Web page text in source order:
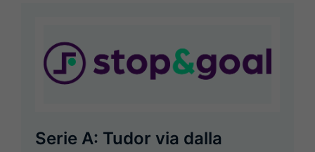
Serie A: Tudor via dalla